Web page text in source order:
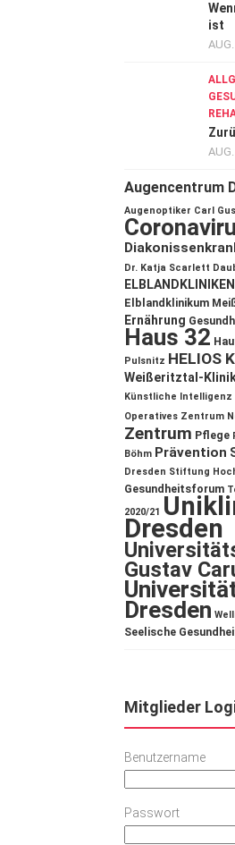
ist
Augencentrum
Augenoptiker Carl
Dr. Katja Scarlett
ELBLANDKLINIKEN
Elblandklinikum
Ernährung
Haus 32
Pulsnitz HELIOS
Weißeritztal-
Künstliche Intelligenz
Operatives Zentrum
Zentrum Pflege
Böhm Prävention
Dresden Stiftung
Gesundheitsforum
2020/21
Dresden
Gustav
Dresden
Seelische
Mitglieder
Benutzername
Passwort